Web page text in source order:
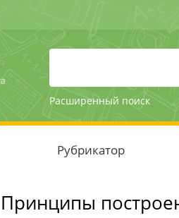
Расширенный поиск
Рубрикатор
Принципы